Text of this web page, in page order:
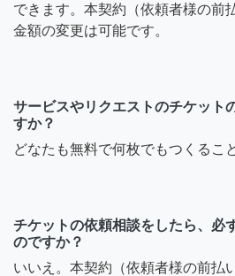
できます。本契約（依頼者様の前
金額の変更は可能です。
サービスやリクエストのチケット
すか？
どなたも無料で何枚でもつくるこ
チケットの依頼相談をしたら、必
のですか？
いいえ。本契約（依頼者様の前払